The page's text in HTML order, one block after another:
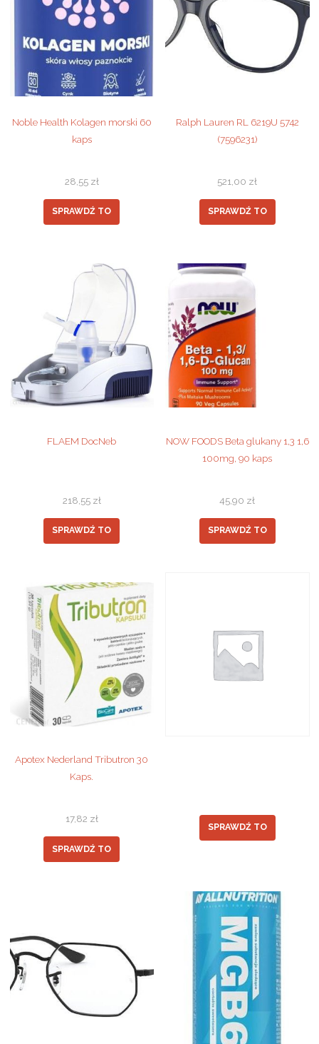
Noble Health Kolagen morski 60
kaps
28,55 zł
SPRAWDŹ TO
Ralph Lauren RL 6219U 5742
(7596231)
521,00 zł
SPRAWDŹ TO
FLAEM DocNeb
218,55 zł
SPRAWDŹ TO
NOW FOODS Beta glukany 1,3 1,6
100mg, 90 kaps
45,90 zł
SPRAWDŹ TO
Apotex Nederland Tributron 30
Kaps.
17,82 zł
SPRAWDŹ TO
SPRAWDŹ TO